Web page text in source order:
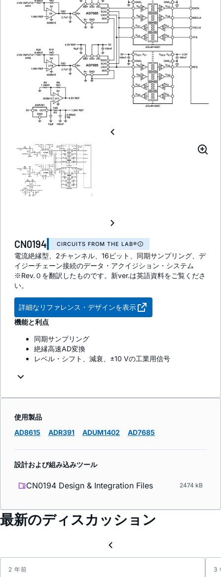
CN0194 CIRCUITS FROM THE LAB®
電流絶縁型、2チャンネル、16ビット、同期サンプリング、デ
イジーチェーン接続のデータ・アクイジション・システム
※Rev.０を翻訳したものです。新ver.は英語資料をご覧くださ
い。
詳細なリファレンス・デザインを表示
機能と利点
同期サンプリング
絶縁高速AD変換
レベル・シフト、減衰、±10 Vの工業用信号
使用製品
AD8615
ADR391 ADUM1402 AD7685
設計および組み込みツール
CN0194 Design & Integration Files 2474 kB
最新のディスカッション
2 年前 3